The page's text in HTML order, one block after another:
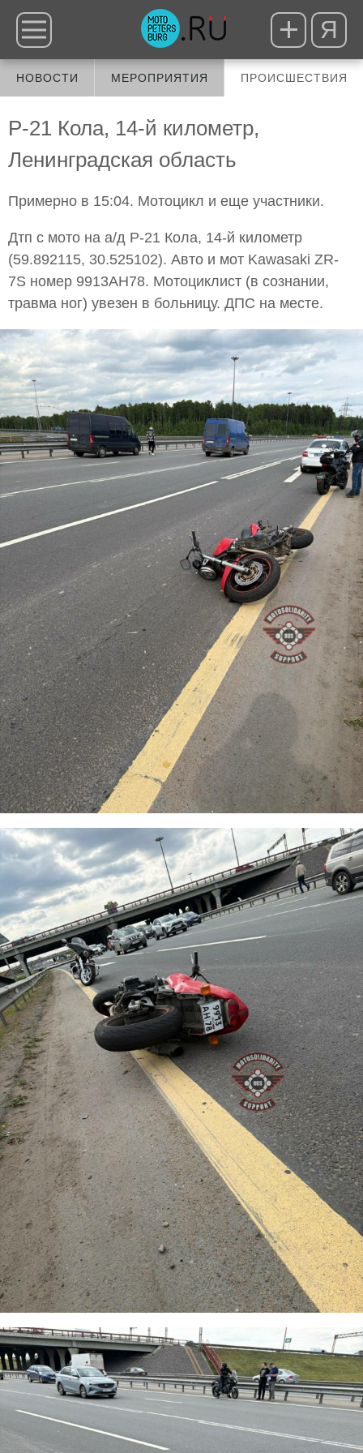
Я
НОВОСТИ МЕРОПРИЯТИЯ ПРОИСШЕСТВИЯ
Р-21 Кола, 14-й километр,
Ленинградская область
Примерно в 15:04. Мотоцикл и еще участники.
Дтп с мото на а/д Р-21 Кола, 14-й километр
(59.892115, 30.525102). Авто и мот Kawasaki ZR-
7S номер 9913АН78. Мотоциклист (в сознании,
травма ног) увезен в больницу. ДПС на месте.